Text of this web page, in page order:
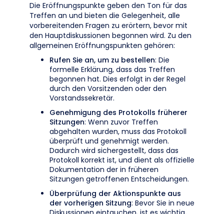
Die Eröffnungspunkte geben den Ton für das
Treffen an und bieten die Gelegenheit, alle
vorbereitenden Fragen zu erörtern, bevor mit
den Hauptdiskussionen begonnen wird. Zu den
allgemeinen Eröffnungspunkten gehören:
Rufen Sie an, um zu bestellen: Die
formelle Erklärung, dass das Treffen
begonnen hat. Dies erfolgt in der Regel
durch den Vorsitzenden oder den
Vorstandssekretär.
Genehmigung des Protokolls früherer
Sitzungen: Wenn zuvor Treffen
abgehalten wurden, muss das Protokoll
überprüft und genehmigt werden.
Dadurch wird sichergestellt, dass das
Protokoll korrekt ist, und dient als offizielle
Dokumentation der in früheren
Sitzungen getroffenen Entscheidungen.
Überprüfung der Aktionspunkte aus
der vorherigen Sitzung: Bevor Sie in neue